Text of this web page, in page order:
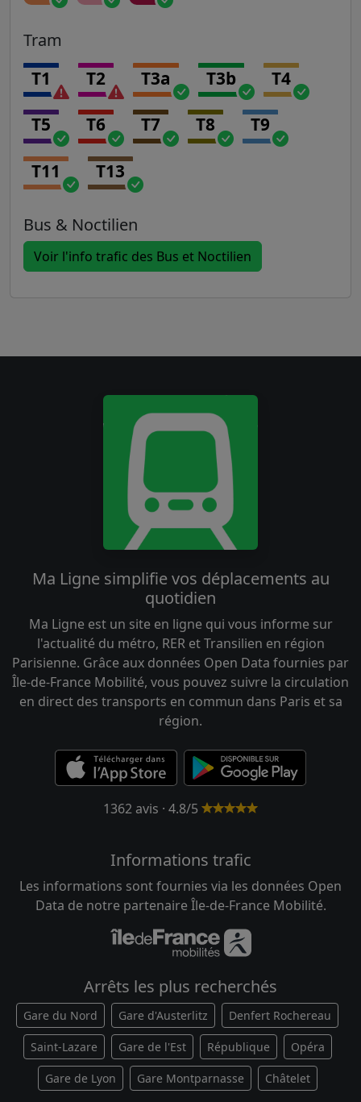
Tram
T1 T2 T3a T3b T4
T5 T6 T7 T8 T9
T11 T13
Bus & Noctilien
Voir l'info trafic des Bus et Noctilien
Ma Ligne simplifie vos déplacements au
quotidien
Ma Ligne est un site en ligne qui vous informe sur
l'actualité du métro, RER et Transilien en région
Parisienne. Grâce aux données Open Data fournies par
Île-de-France Mobilité, vous pouvez suivre la circulation
en direct des transports en commun dans Paris et sa
région.
1362 avis · 4.8/5
Informations trafic
Les informations sont fournies via les données Open
Data de notre partenaire Île-de-France Mobilité.
Arrêts les plus recherchés
Gare du Nord Gare d'Austerlitz Denfert Rochereau
Saint-Lazare Gare de l'Est République Opéra
Gare de Lyon Gare Montparnasse Châtelet